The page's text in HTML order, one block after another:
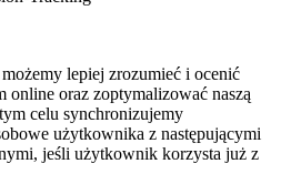
lepiej zrozumieć i ocenić
online oraz zoptymalizować naszą
celu synchronizujemy
użytkownika z następującymi
jeśli użytkownik korzysta już z